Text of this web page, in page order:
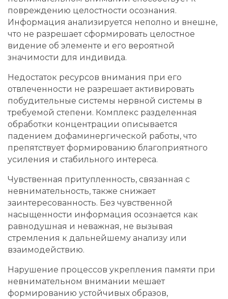
повреждению целостности осознания.
Информация анализируется неполно и внешне,
что не разрешает сформировать целостное
видение об элементе и его вероятной
значимости для индивида.
Недостаток ресурсов внимания при его
отвлеченности не разрешает активировать
побудительные системы нервной системы в
требуемой степени. Комплекс разделенная
обработки концентрации описывается
падением дофаминергической работы, что
препятствует формированию благоприятного
усиления и стабильного интереса.
Чувственная притупленность, связанная с
невнимательность, также снижает
заинтересованность. Без чувственной
насыщенности информация осознается как
равнодушная и неважная, не вызывая
стремления к дальнейшему анализу или
взаимодействию.
Нарушение процессов укрепления памяти при
невнимательном внимании мешает
формированию устойчивых образов,